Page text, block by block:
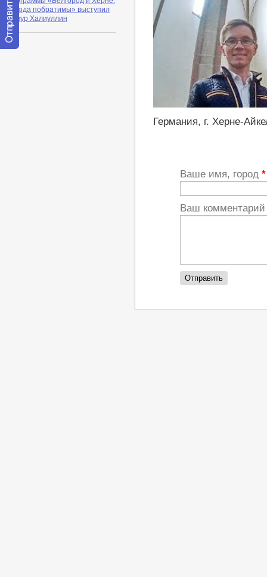
города побратимы» выступил
Тимур Халиуллин
Германия, г. Херне-
Ваше имя, город *
Ваш